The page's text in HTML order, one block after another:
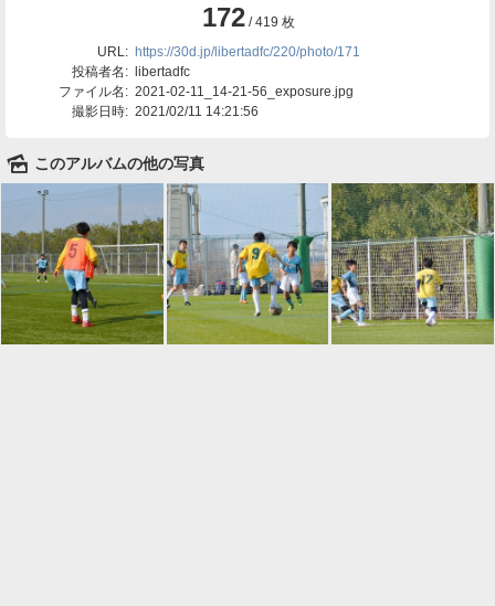
172/ 419 枚
URL: https://30d.jp/libertadfc/220/photo/171
投稿者名: libertadfc
ファイル名: 2021-02-11_14-21-56_exposure.jpg
撮影日時: 2021/02/11 14:21:56
🌄 このアルバムの他の写真